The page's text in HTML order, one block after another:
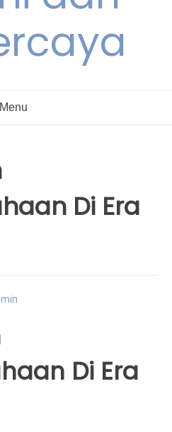
Menu
Di Era
Di Era